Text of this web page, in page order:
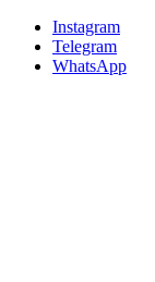
Instagram
Telegram
WhatsApp